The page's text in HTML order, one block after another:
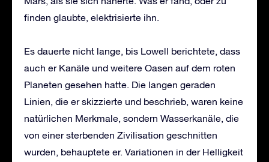
finden glaubte, elektrisierte ihn.
Es dauerte nicht lange, bis Lowell berichtete, dass
auch er Kanäle und weitere Oasen auf dem roten
Planeten gesehen hatte. Die langen geraden
Linien, die er skizzierte und beschrieb, waren keine
natürlichen Merkmale, sondern Wasserkanäle, die
von einer sterbenden Zivilisation geschnitten
wurden, behauptete er. Variationen in der Helligkeit